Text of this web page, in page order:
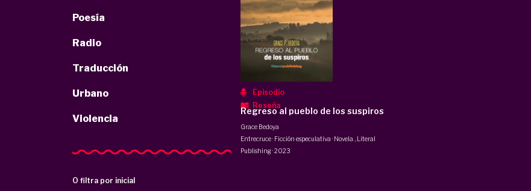
Poesía
Radio
Traducción
Urbano
Violencia
O filtra por inicial
Episodio
Reseña
Regreso al pueblo de los suspiros
Grace Bedoya
Entrecruce · Ficción especulativa · Novela
Literal
Publishing·2023